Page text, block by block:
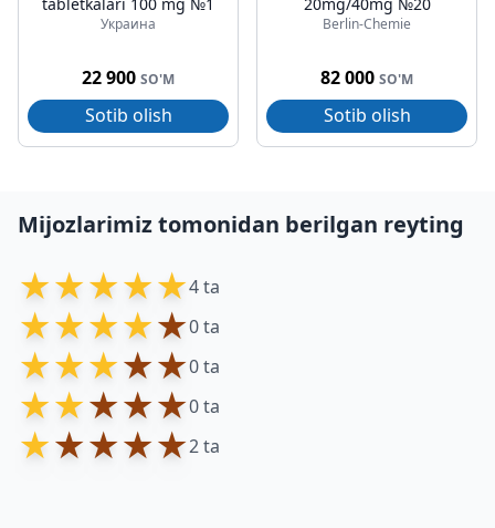
Украина
22 900 SO'M
Sotib olish
Berlin-Chemie
82 000 SO'M
Sotib olish
Mijozlarimiz tomonidan berilgan reyting
★★★★★4 ta
★★★★★0 ta
★★★★★0 ta
★★★★★0 ta
★★★★★2 ta